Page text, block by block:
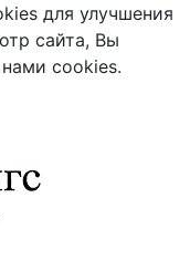
для улучшения
сайта, Вы
cookies.